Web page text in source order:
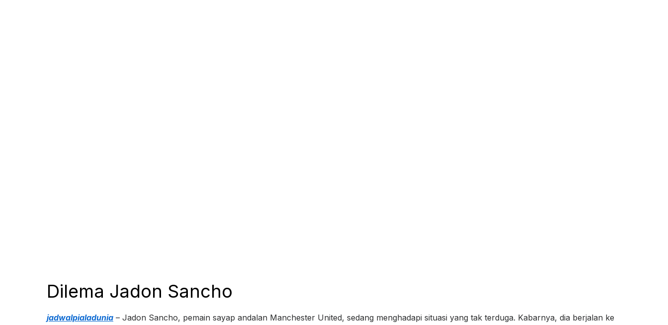
Dilema Jadon Sancho
jadwalpialadunia – Jadon Sancho, pemain sayap andalan Manchester United, sedang menghadapi situasi yang tak terduga. Kabarnya, dia berjalan ke